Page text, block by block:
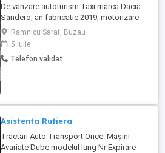
De vanzare autoturism Taxi marca Dacia
Sandero, an fabricatie 2019, motorizare
1000 CC benzina+gpl, km 113000 usor in
crestere. Autorizatia este pentru
municipiul Ramnicu Sarat si mai are
valabilitate inca 3 ani(pana in luna mai
Ramnicu Sarat, Buzau
5 iulie
Telefon validat
Asistenta Rutiera
Tractari Auto Transport Orice. Mașini
Avariate Dube modelul lung Nr Expirare